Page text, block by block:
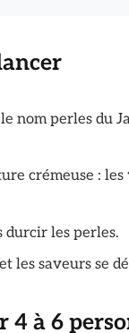
nom perles du
crémeuse :
durcir les perles.
les saveurs se
à 6